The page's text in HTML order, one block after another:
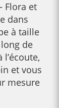
Flora et
dans
à taille
de
et vous
mesure